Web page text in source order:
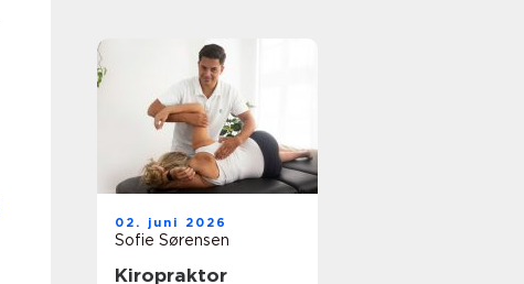
02. juni 2026
Sofie Sørensen
Kiropraktor